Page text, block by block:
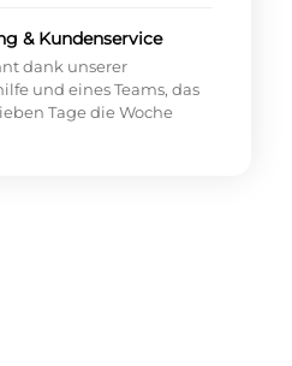
& Kundenservice
dank unserer
und eines Teams, das
Tage die Woche